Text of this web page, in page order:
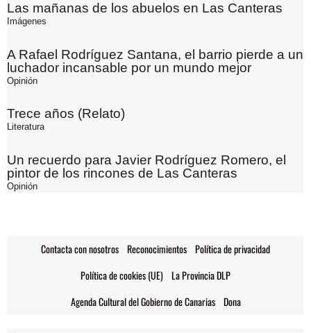
Las mañanas de los abuelos en Las Canteras
Imágenes
A Rafael Rodríguez Santana, el barrio pierde a un
luchador incansable por un mundo mejor
Opinión
Trece años (Relato)
Literatura
Un recuerdo para Javier Rodríguez Romero, el
pintor de los rincones de Las Canteras
Opinión
Contacta con nosotros Reconocimientos Política de privacidad
Política de cookies (UE) La Provincia DLP
Agenda Cultural del Gobierno de Canarias Dona